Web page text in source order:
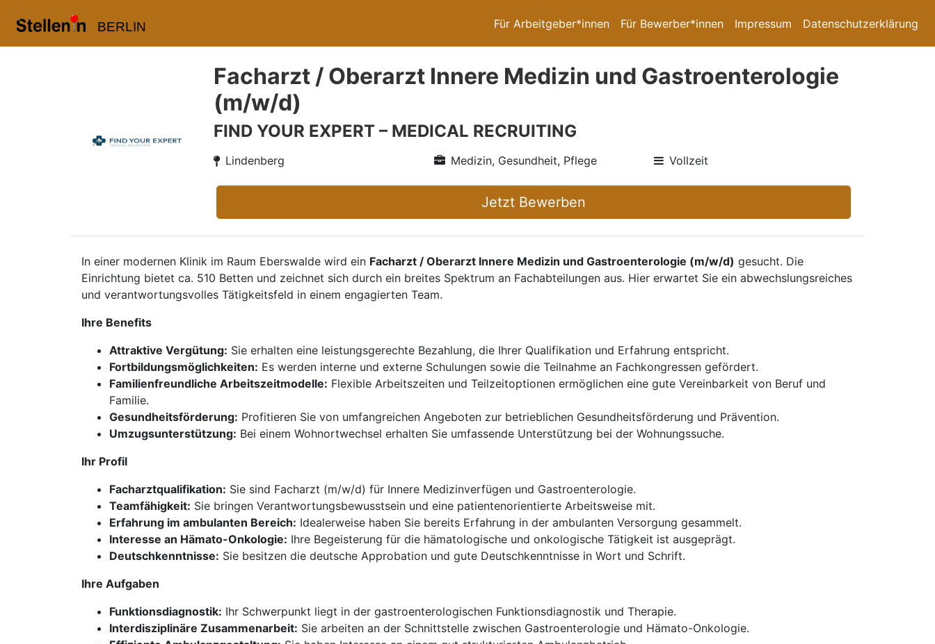
BERLIN Für Arbeitgeber*innen Für Bewerber*innen Impressum Datenschutzerklärung
Facharzt / Oberarzt Innere Medizin und Gastroenterologie
(m/w/d)
FIND YOUR EXPERT – MEDICAL RECRUITING
Lindenberg Medizin, Gesundheit, Pflege Vollzeit
Jetzt Bewerben
In einer modernen Klinik im Raum Eberswalde wird ein Facharzt / Oberarzt Innere Medizin und Gastroenterologie (m/w/d) gesucht. Die
Einrichtung bietet ca. 510 Betten und zeichnet sich durch ein breites Spektrum an Fachabteilungen aus. Hier erwartet Sie ein abwechslungsreiches
und verantwortungsvolles Tätigkeitsfeld in einem engagierten Team.
Ihre Benefits
Attraktive Vergütung: Sie erhalten eine leistungsgerechte Bezahlung, die Ihrer Qualifikation und Erfahrung entspricht.
Fortbildungsmöglichkeiten: Es werden interne und externe Schulungen sowie die Teilnahme an Fachkongressen gefördert.
Familienfreundliche Arbeitszeitmodelle: Flexible Arbeitszeiten und Teilzeitoptionen ermöglichen eine gute Vereinbarkeit von Beruf und
Familie.
Gesundheitsförderung: Profitieren Sie von umfangreichen Angeboten zur betrieblichen Gesundheitsförderung und Prävention.
Umzugsunterstützung: Bei einem Wohnortwechsel erhalten Sie umfassende Unterstützung bei der Wohnungssuche.
Ihr Profil
Facharztqualifikation: Sie sind Facharzt (m/w/d) für Innere Medizinverfügen und Gastroenterologie.
Teamfähigkeit: Sie bringen Verantwortungsbewusstsein und eine patientenorientierte Arbeitsweise mit.
Erfahrung im ambulanten Bereich: Idealerweise haben Sie bereits Erfahrung in der ambulanten Versorgung gesammelt.
Interesse an Hämato-Onkologie: Ihre Begeisterung für die hämatologische und onkologische Tätigkeit ist ausgeprägt.
Deutschkenntnisse: Sie besitzen die deutsche Approbation und gute Deutschkenntnisse in Wort und Schrift.
Ihre Aufgaben
Funktionsdiagnostik: Ihr Schwerpunkt liegt in der gastroenterologischen Funktionsdiagnostik und Therapie.
Interdisziplinäre Zusammenarbeit: Sie arbeiten an der Schnittstelle zwischen Gastroenterologie und Hämato-Onkologie.